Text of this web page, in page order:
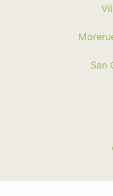
San